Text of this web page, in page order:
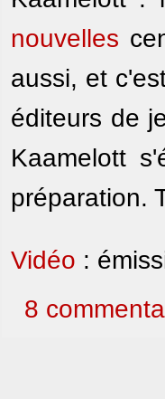
nouvelles
aussi, et
éditeurs de
Kaamelott
préparation.
Vidéo :
8